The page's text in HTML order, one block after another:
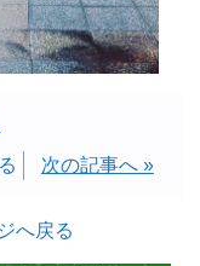
次の記事へ »
へ戻る